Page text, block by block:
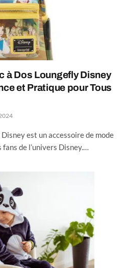
à Dos Loungefly Disney
et Pratique pour Tous
est un accessoire de mode
de l’univers Disney.…